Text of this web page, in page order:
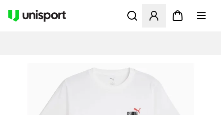
Åbner en Modal til at